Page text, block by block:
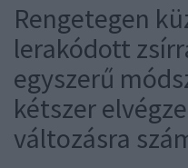
Rengetegen
lerakódott
egyszerű
kétszer
változásra